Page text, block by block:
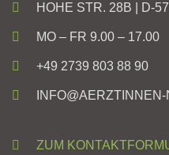
HOHE STR. 28B | D-
MO – FR 9.00 – 17.00
+49 2739 803 88 90
ZUM